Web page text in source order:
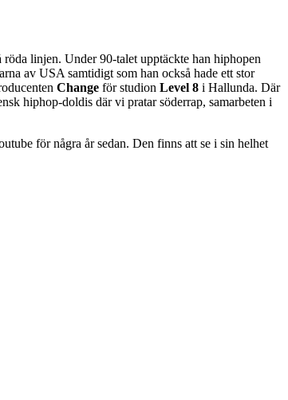
linjen. Under 90-talet upptäckte han hiphopen
av USA samtidigt som han också hade ett stor
Change för studion Level 8 i Hallunda. Där
hiphop-doldis där vi pratar söderrap, samarbeten i
för några år sedan. Den finns att se i sin helhet